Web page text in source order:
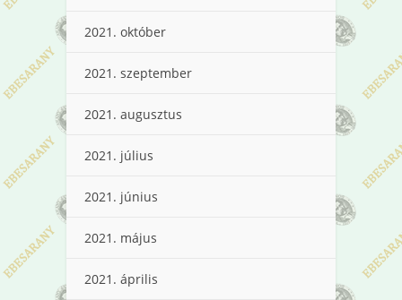
2021. október
2021. szeptember
2021. augusztus
2021. július
2021. június
2021. május
2021. április